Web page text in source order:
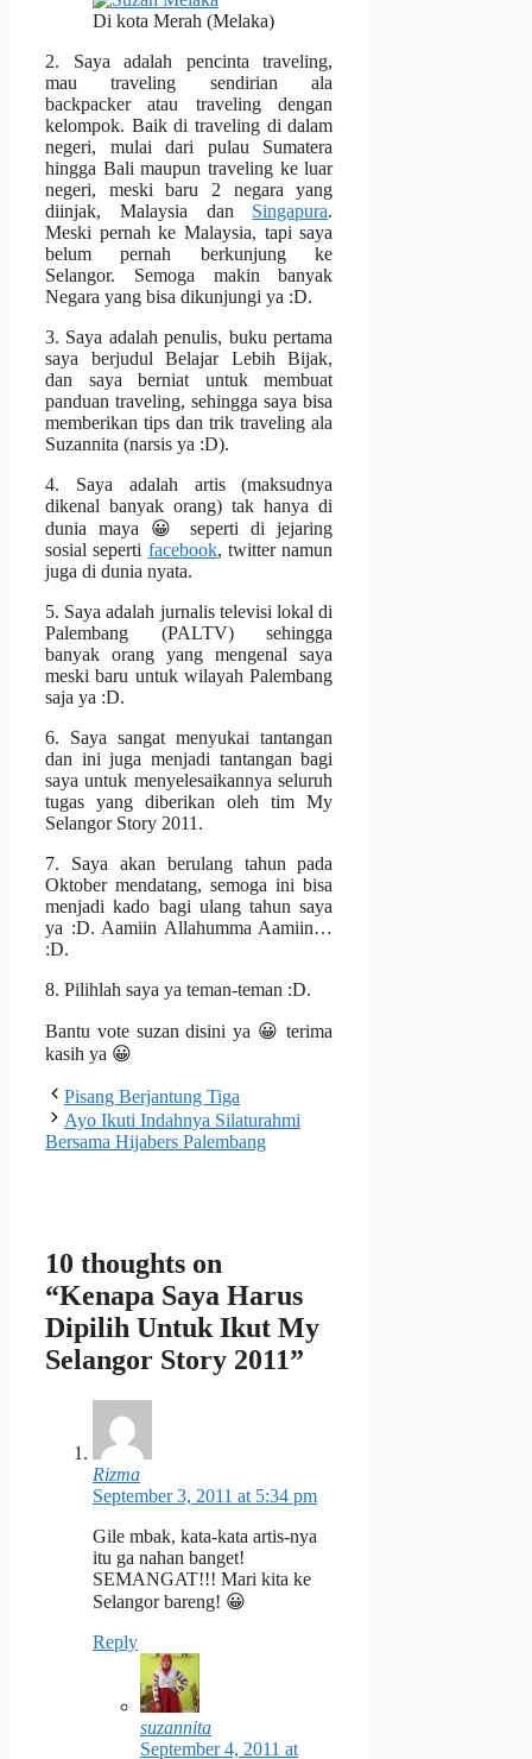
Di kota Merah (Melaka)
2. Saya adalah pencinta traveling,
mau traveling sendirian ala
backpacker atau traveling dengan
kelompok. Baik di traveling di dalam
negeri, mulai dari pulau Sumatera
hingga Bali maupun traveling ke luar
negeri, meski baru 2 negara yang
diinjak, Malaysia dan Singapura.
Meski pernah ke Malaysia, tapi saya
belum pernah berkunjung ke
Selangor. Semoga makin banyak
Negara yang bisa dikunjungi ya :D.
3. Saya adalah penulis, buku pertama
saya berjudul Belajar Lebih Bijak,
dan saya berniat untuk membuat
panduan traveling, sehingga saya bisa
memberikan tips dan trik traveling ala
Suzannita (narsis ya :D).
4. Saya adalah artis (maksudnya
dikenal banyak orang) tak hanya di
dunia maya 😀 seperti di jejaring
sosial seperti facebook, twitter namun
juga di dunia nyata.
5. Saya adalah jurnalis televisi lokal di
Palembang (PALTV) sehingga
banyak orang yang mengenal saya
meski baru untuk wilayah Palembang
saja ya :D.
6. Saya sangat menyukai tantangan
dan ini juga menjadi tantangan bagi
saya untuk menyelesaikannya seluruh
tugas yang diberikan oleh tim My
Selangor Story 2011.
7. Saya akan berulang tahun pada
Oktober mendatang, semoga ini bisa
menjadi kado bagi ulang tahun saya
ya :D. Aamiin Allahumma Aamiin…
:D.
8. Pilihlah saya ya teman-teman :D.
Bantu vote suzan disini ya 😀 terima
kasih ya 😀
Pisang Berjantung Tiga
Ayo Ikuti Indahnya Silaturahmi
Bersama Hijabers Palembang
10 thoughts on
“Kenapa Saya Harus
Dipilih Untuk Ikut My
Selangor Story 2011”
Rizma
September 3, 2011 at 5:34 pm
Gile mbak, kata-kata artis-nya
itu ga nahan banget!
SEMANGAT!!! Mari kita ke
Selangor bareng! 😀
Reply
suzannita
September 4, 2011 at